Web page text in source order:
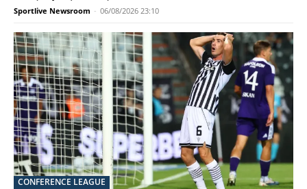
Sportlive Newsroom - 06/08/2026 23:10
CONFERENCE LEAGUE